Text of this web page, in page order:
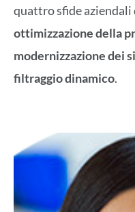
quattro sfide aziendali
ottimizzazione della
modernizzazione dei
filtraggio dinamico.